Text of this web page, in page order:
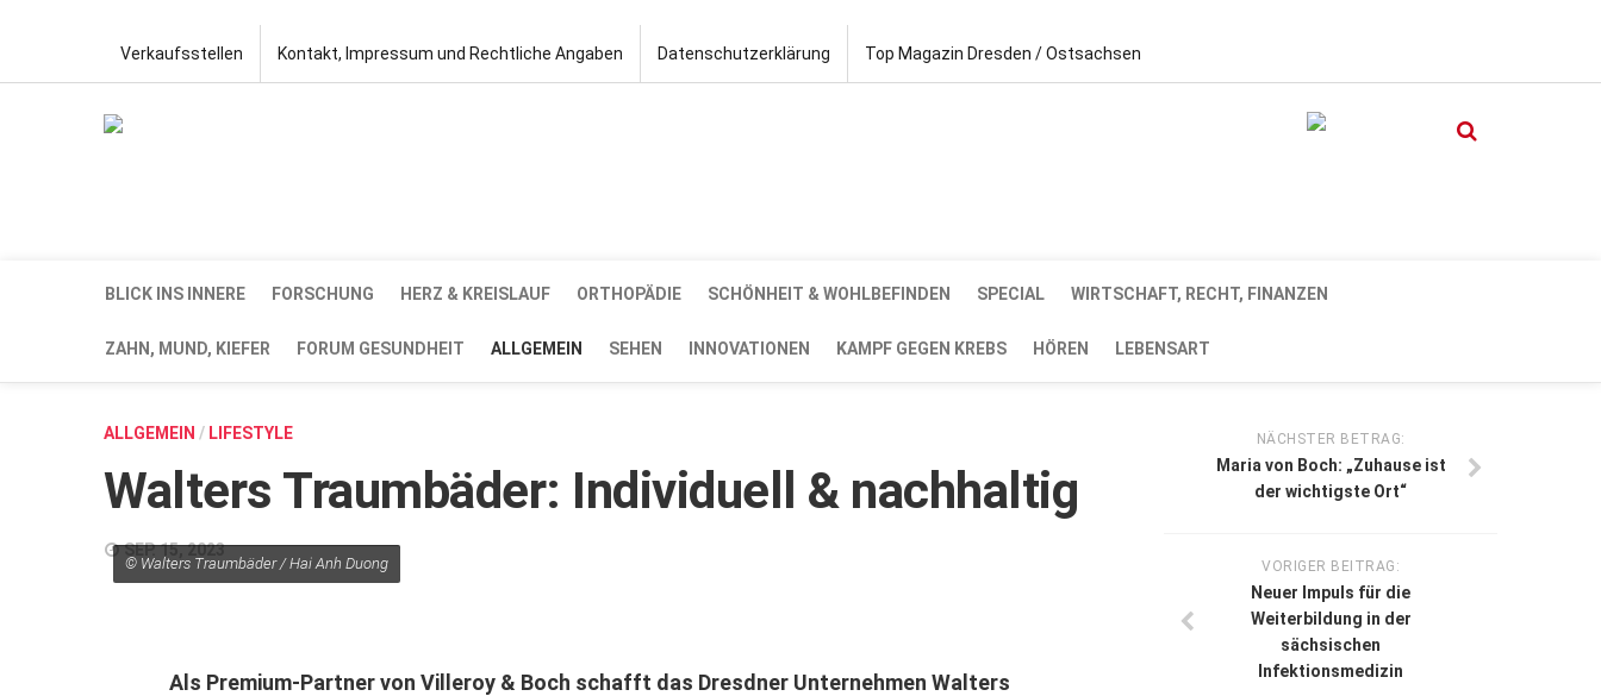
Verkaufsstellen Kontakt, Impressum und Rechtliche Angaben Datenschutzerklärung Top Magazin Dresden / Ostsachsen
BLICK INS INNERE FORSCHUNG HERZ & KREISLAUF ORTHOPÄDIE SCHÖNHEIT & WOHLBEFINDEN SPECIAL WIRTSCHAFT, RECHT, FINANZEN
ZAHN, MUND, KIEFER FORUM GESUNDHEIT ALLGEMEIN SEHEN INNOVATIONEN KAMPF GEGEN KREBS HÖREN LEBENSART
ALLGEMEIN / LIFESTYLE
Walters Traumbäder: Individuell & nachhaltig
SEP. 15, 2023
© Walters Traumbäder / Hai Anh Duong
Als Premium-Partner von Villeroy & Boch schafft das Dresdner Unter­nehmen Walters
NÄCHSTER BETRAG:
Maria von Boch: „Zuhause ist
der wichtigste Ort“
VORIGER BEITRAG:
Neuer Impuls für die
Weiterbildung in der
sächsischen
Infektionsmedizin